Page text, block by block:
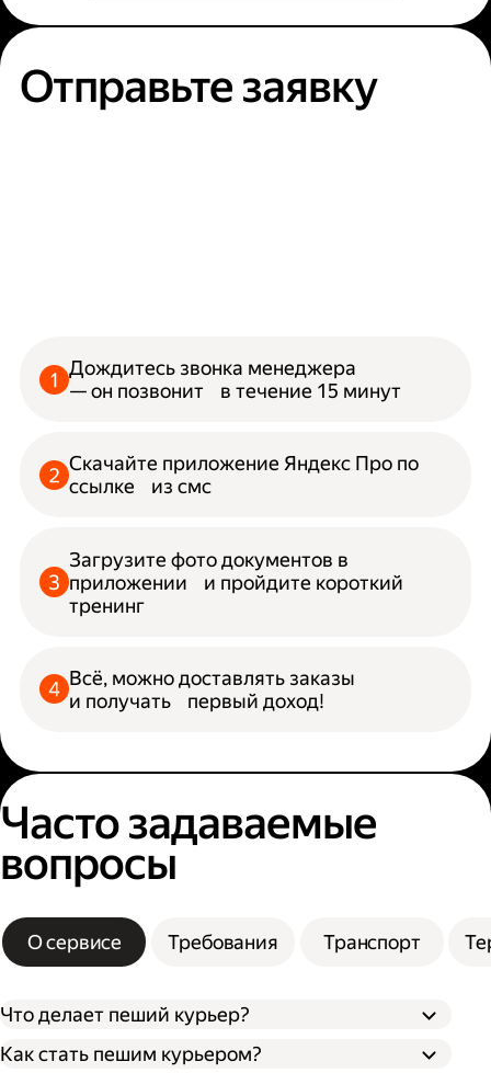
Отправьте заявку
Дождитесь звонка менеджера
— он позвонит в течение 15 минут
Скачайте приложение Яндекс Про по
ссылке из смс
Загрузите фото документов в
приложении и пройдите короткий
тренинг
Всё, можно доставлять заказы
и получать первый доход!
Часто задаваемые
вопросы
О сервисе Требования Транспорт
Что делает пеший курьер?
Как стать пешим курьером?